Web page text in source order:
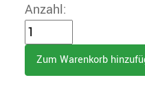
Anzahl: